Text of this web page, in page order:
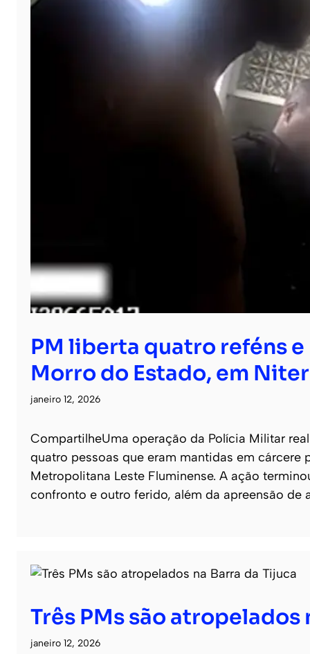
PM liberta quatro reféns
Morro do Estado, em
janeiro 12, 2026
CompartilheUma operação da Polícia Militar
quatro pessoas que eram mantidas em
Metropolitana Leste Fluminense. A ação
confronto e outro ferido, além da apreensão de
Três PMs são atropelados
janeiro 12, 2026